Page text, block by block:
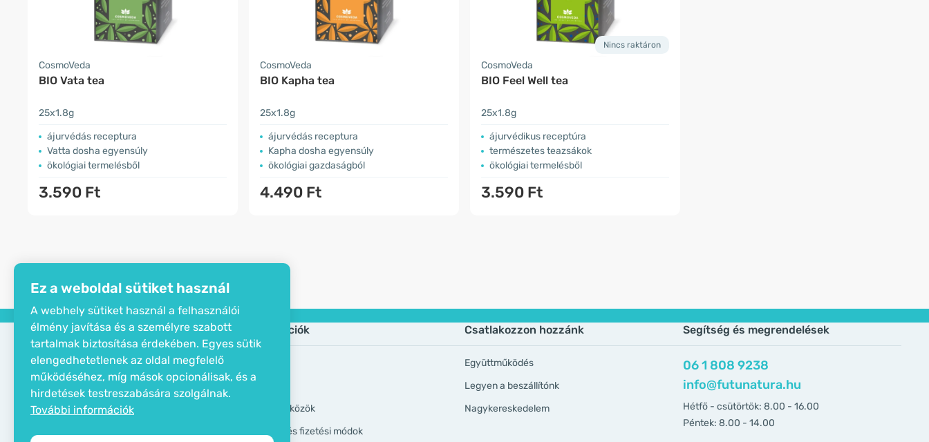
Ez a weboldal sütiket használ
A webhely sütiket használ a felhasználói
élmény javítása és a személyre szabott
tartalmak biztosítása érdekében. Egyes sütik
elengedhetetlenek az oldal megfelelő
működéséhez, míg mások opcionálisak, és a
hirdetések testreszabására szolgálnak.
További információk
CosmoVeda
BIO Vata tea
25x1.8g
ájurvédás receptura
Vatta dosha egyensúly
ökológiai termelésből
3.590 Ft
CosmoVeda
BIO Kapha tea
25x1.8g
ájurvédás receptura
Kapha dosha egyensúly
ökológiai gazdaságból
4.490 Ft
Nincs raktáron
CosmoVeda
BIO Feel Well tea
25x1.8g
ájurvédikus receptúra
természetes teazsákok
ökológiai termelésből
3.590 Ft
Cég
Öko tanusítvány
Rólunk
Információk
GDPR eszközök
Szállítási és fizetési módok
Csatlakozzon hozzánk
Együttműködés
Legyen a beszállítónk
Nagykereskedelem
Segítség és megrendelések
06 1 808 9238
info@futunatura.hu
Hétfő - csütörtök: 8.00 - 16.00
Péntek: 8.00 - 14.00